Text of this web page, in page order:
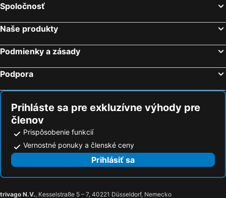
Spoločnosť
Naše produkty
Podmienky a zásady
Podpora
Prihláste sa pre exkluzívne výhody pre
členov
Prispôsobenie funkcií
Vernostné ponuky a členské ceny
Prihlásiť sa
trivago N.V., Kesselstraße 5 – 7, 40221 Düsseldorf, Nemecko